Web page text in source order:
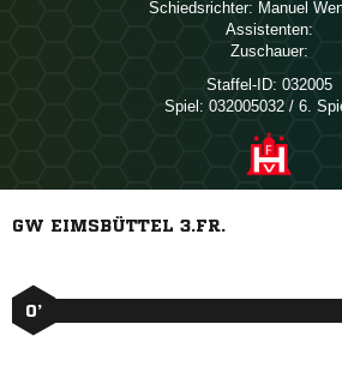
Schiedsrichter: 
Assistenten:
Zuschauer:
Staffel-ID: 032005
Spiel: 032005032 / 6.
GW EIMSBÜTTEL 3.FR.
0’